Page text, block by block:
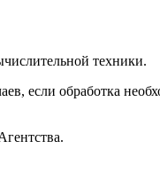
техники.
если обработка